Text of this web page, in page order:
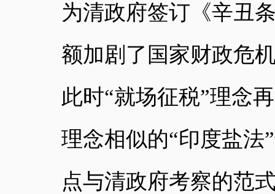
为清政府签订《辛丑
额加剧了国家财政危
此时“就场征税”理念
理念相似的“印度盐法
点与清政府考察的范